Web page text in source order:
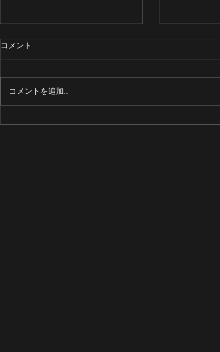
エアー制御ボックス整備
コメント
コメントを追加…